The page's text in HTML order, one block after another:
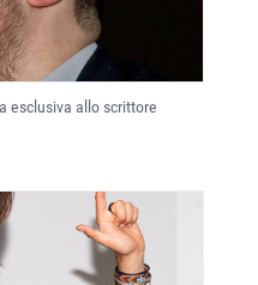
esclusiva allo scrittore